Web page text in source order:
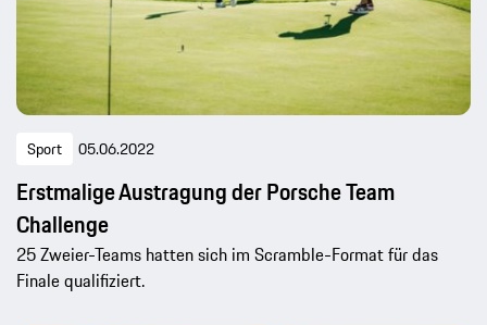
Sport 05.06.2022
Erstmalige Austragung der Porsche Team
Challenge
25 Zweier-Teams hatten sich im Scramble-Format für das
Finale qualifiziert.